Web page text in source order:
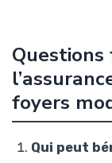
foyers
Qui peut